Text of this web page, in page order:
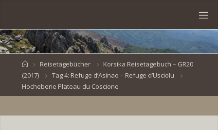
content
VEN
BR
DE
HomeReisetagebücher
Korsika Reisetagebuch – GR20
(2017)
Tag 4: Refuge d’Asinao – Refuge d’Usciolu
Hochebene Plateau du Coscione